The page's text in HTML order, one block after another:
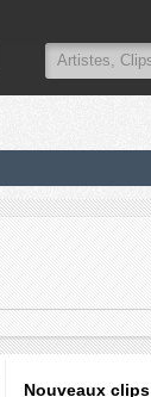
Nouveaux clips